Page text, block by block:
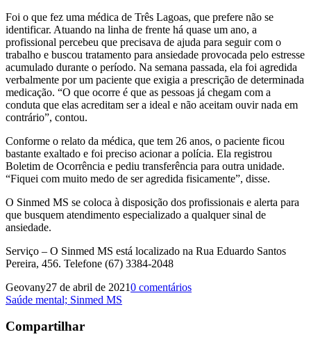
Foi o que fez uma médica de Três Lagoas, que prefere não se
identificar. Atuando na linha de frente há quase um ano, a
profissional percebeu que precisava de ajuda para seguir com o
trabalho e buscou tratamento para ansiedade provocada pelo estresse
acumulado durante o período. Na semana passada, ela foi agredida
verbalmente por um paciente que exigia a prescrição de determinada
medicação. “O que ocorre é que as pessoas já chegam com a
conduta que elas acreditam ser a ideal e não aceitam ouvir nada em
contrário”, contou.
Conforme o relato da médica, que tem 26 anos, o paciente ficou
bastante exaltado e foi preciso acionar a polícia. Ela registrou
Boletim de Ocorrência e pediu transferência para outra unidade.
“Fiquei com muito medo de ser agredida fisicamente”, disse.
O Sinmed MS se coloca à disposição dos profissionais e alerta para
que busquem atendimento especializado a qualquer sinal de
ansiedade.
Serviço – O Sinmed MS está localizado na Rua Eduardo Santos
Pereira, 456. Telefone (67) 3384-2048
Geovany27 de abril de 20210 comentários
Saúde mental; Sinmed MS
Compartilhar